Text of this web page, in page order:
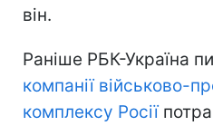
він.
Раніше РБК-Україна
компанії військово-
комплексу Росії